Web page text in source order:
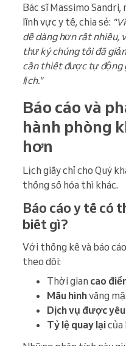
Bác sĩ Massimo
lĩnh vực y tế, chia sẻ:
dễ dàng hơn rất nhiều,
thư ký chúng tôi đã
cần thiết được tự động
lịch."
Báo cáo và
hành phòng
hơn
Lịch giấy chỉ cho Quý
thống số hóa thì khác.
Báo cáo y tế có
biết gì?
Với thống kê và báo
theo dõi:
Thời gian cao
Mẫu hìnhvắng
Dịch vụ được
Tỷ lệ quay lạicủa